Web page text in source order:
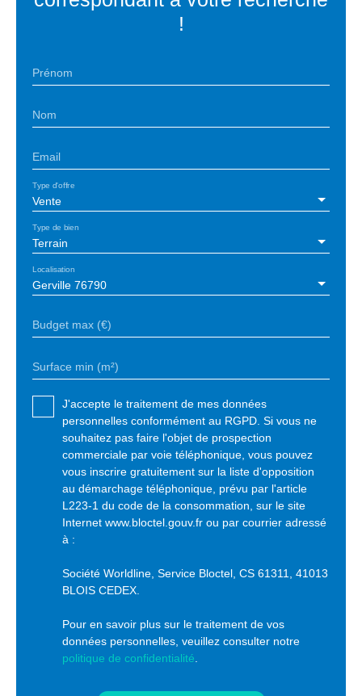
!
Prénom
Nom
Email
Vente
Type d'offre
Terrain
Type de bien
Gerville 76790
Localisation
Budget max (€)
Surface min (m²)
J'accepte le traitement de mes données
personnelles conformément au RGPD. Si vous ne
souhaitez pas faire l'objet de prospection
commerciale par voie téléphonique, vous pouvez
vous inscrire gratuitement sur la liste d'opposition
au démarchage téléphonique, prévu par l'article
L223-1 du code de la consommation, sur le site
Internet www.bloctel.gouv.fr ou par courrier adressé
à :
Société Worldline, Service Bloctel, CS 61311, 41013
BLOIS CEDEX.
Pour en savoir plus sur le traitement de vos
données personnelles, veuillez consulter notre
politique de confidentialité